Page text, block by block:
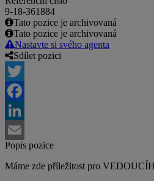
9-18-361884
Tato pozice je archivovaná
Tato pozice je archivovaná
Nastavte si svého agenta
Sdílet pozici
Twitter
Facebook
LinkedIn
Email
Popis pozice
Máme zde příležitost pro